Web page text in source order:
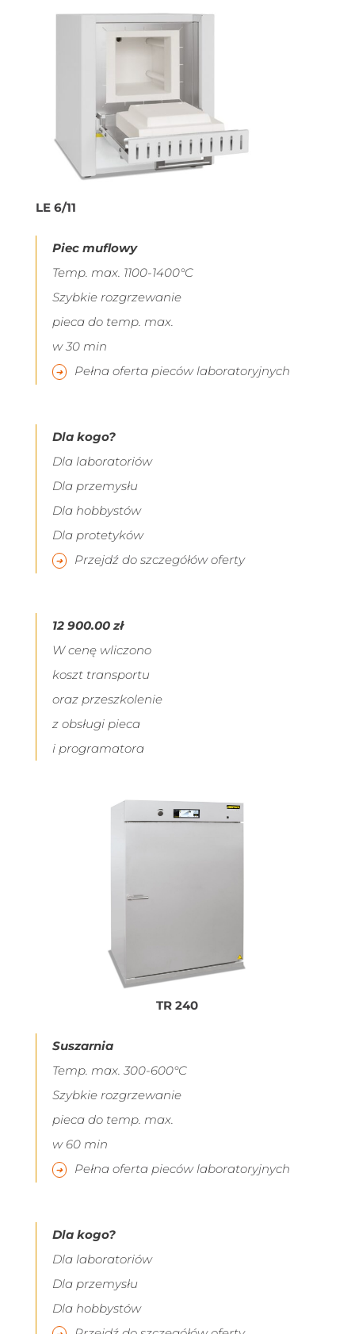
LE 6/11
Piec muflowy
Temp. max. 1100-1400°C
Szybkie rozgrzewanie
pieca do temp. max.
w 30 min
Pełna oferta pieców laboratoryjnych
Dla kogo?
Dla laboratoriów
Dla przemysłu
Dla hobbystów
Dla protetyków
Przejdź do szczegółów oferty
12 900.00 zł
W cenę wliczono
koszt transportu
oraz przeszkolenie
z obsługi pieca
i programatora
TR 240
Suszarnia
Temp. max. 300-600°C
Szybkie rozgrzewanie
pieca do temp. max.
w 60 min
Pełna oferta pieców laboratoryjnych
Dla kogo?
Dla laboratoriów
Dla przemysłu
Dla hobbystów